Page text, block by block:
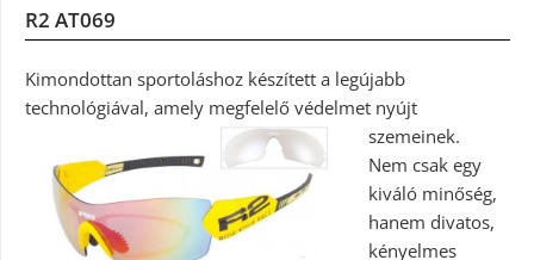
R2 AT069
Kimondottan sportoláshoz készített a legújabb
technológiával, amely megfelelő védelmet nyújt
szemeinek.
Nem csak egy
kiváló minőség,
hanem divatos,
kényelmes